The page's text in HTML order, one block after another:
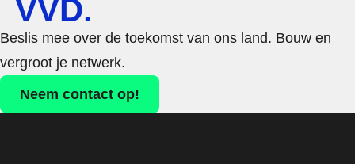
VVD.
Beslis mee over de toekomst van ons land. Bouw en
vergroot je netwerk.
Neem contact op!